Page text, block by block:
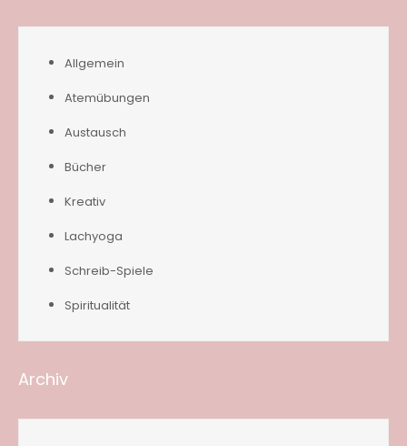
Allgemein
Atemübungen
Austausch
Bücher
Kreativ
Lachyoga
Schreib-Spiele
Spiritualität
Archiv